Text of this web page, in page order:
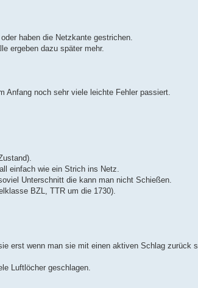
haben die Netzkante gestrichen.
ergeben dazu später mehr.
Anfang noch sehr viele leichte Fehler passiert.
einfach wie ein Strich ins Netz.
Unterschnitt die kann man nicht Schießen.
BZL, TTR um die 1730).
erst wenn man sie mit einen aktiven Schlag zurück
Luftlöcher geschlagen.